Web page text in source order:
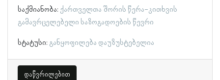
საქმიანობა: ქართველთა შორის წერა-კითხვის
გამავრცელებელი საზოგადოების წევრი
სტატუსი: განყოფილება დაუზუსტებელია
დაწვრილებით